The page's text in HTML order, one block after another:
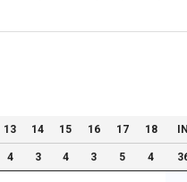
13 14 15 16 17 18
4 3 4 3 5 4